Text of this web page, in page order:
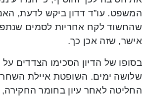
המשפט. עו”ד דדון ביקש לדעת, האם
שהחשוד לקח אחריות לסמים
אישר, שזה אכן כך.
בסופו של הדיון הסכימו הצדדים
שלושה ימים. השופטת איילת השחר
החליטה לאחר עיון בחומר